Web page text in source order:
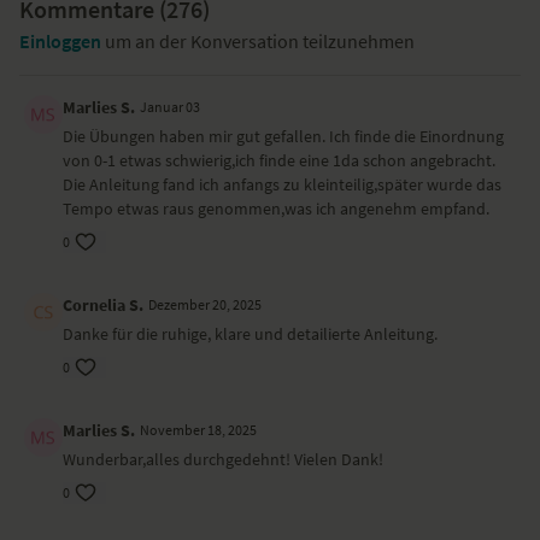
sich dein Start in den Tag mit dieser Yogasequenz kraftvoller und
entspannter anfühlen wird und du diese Yoga-Übungen als
dauerhafte Praxis in deinen Alltag integrieren kannst.
Besondere Yoga-Übungen (Asanas)
Vierfüßlerstand mit Hüfte kreisen
Kind
Vierfüßlerstand Arm diagonal unter aufgestelltem Arm
durchfädeln
Herabschauender Hund
Tadasna mit gestreckten Armen und seitlicher Dehnung
Schiefe Ebene
Kobra
Stehende Grätsche mit Vorbeuge
Baum
Seitstütz mit einem angewinkeltem Bein
Liegend Rückenlage Beine im Wechsel langsam absinken lassen
Kommentare (276)
Einloggen um an der Konversation teilzunehmen
Marlies S. Januar 03
Die Übungen haben mir gut gefallen. Ich finde die Einordnung
von 0-1 etwas schwierig,ich finde eine 1da schon angebracht.
Die Anleitung fand ich anfangs zu kleinteilig,später wurde das
Tempo etwas raus genommen,was ich angenehm empfand.
0
Cornelia S. Dezember 20, 2025
Danke für die ruhige, klare und detailierte Anleitung.
0
Marlies S. November 18, 2025
Wunderbar,alles durchgedehnt! Vielen Dank!
0